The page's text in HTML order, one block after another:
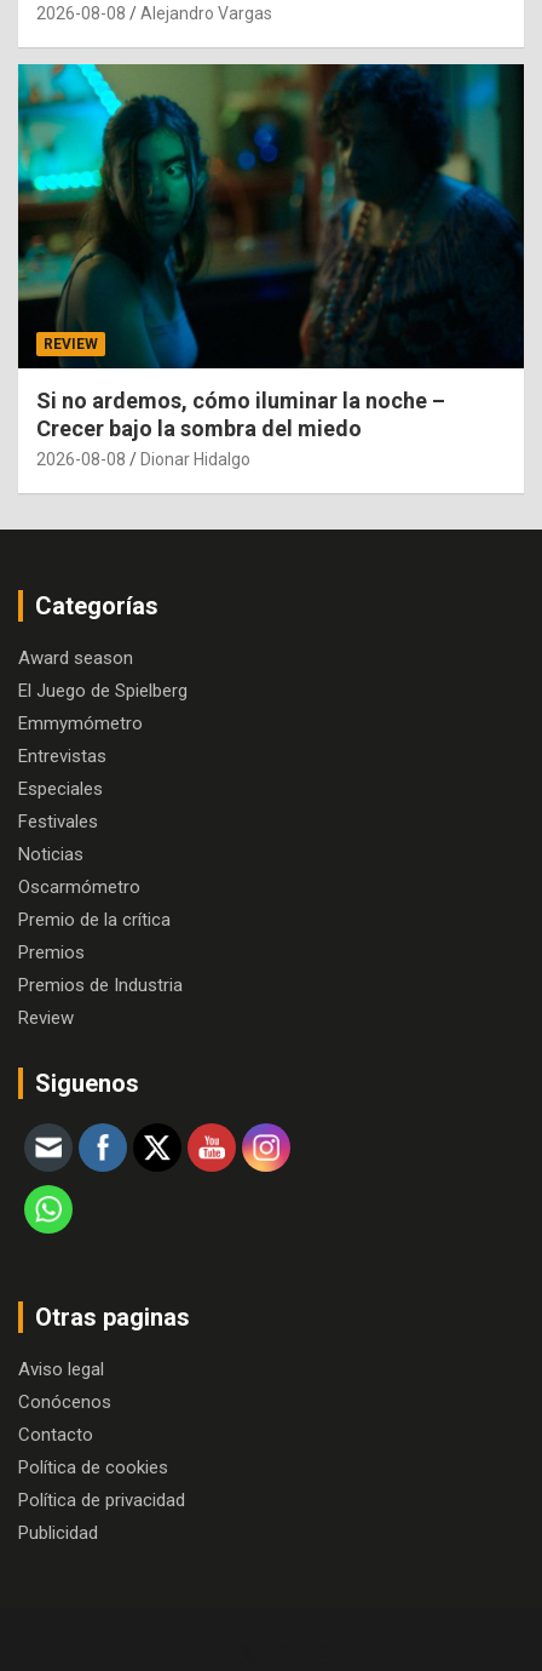
2026-08-08 Alejandro Vargas
REVIEW
Si no ardemos, cómo iluminar la noche –
Crecer bajo la sombra del miedo
2026-08-08 Dionar Hidalgo
Categorías
Award season
El Juego de Spielberg
Emmymómetro
Entrevistas
Especiales
Festivales
Noticias
Oscarmómetro
Premio de la crítica
Premios
Premios de Industria
Review
Siguenos
Otras paginas
Aviso legal
Conócenos
Contacto
Política de cookies
Política de privacidad
Publicidad